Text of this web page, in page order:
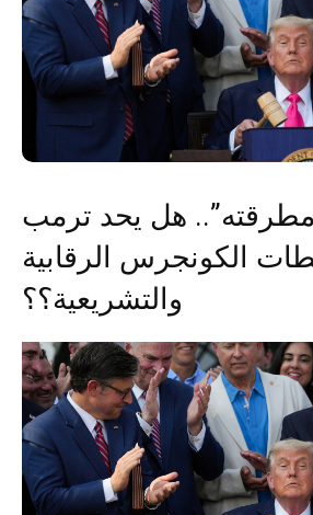
هل يحد ترمب
الكونجرس الرقابية
والتشريعية؟؟